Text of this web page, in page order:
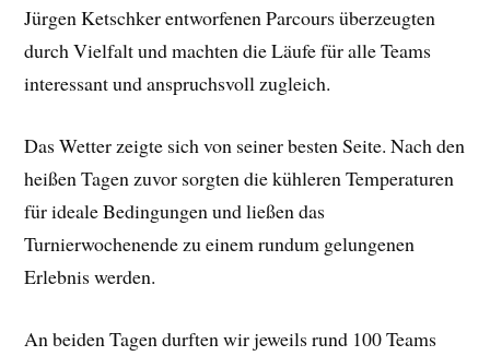
Jürgen Ketschker entworfenen Parcours überzeugten
durch Vielfalt und machten die Läufe für alle Teams
interessant und anspruchsvoll zugleich.
Das Wetter zeigte sich von seiner besten Seite. Nach den
heißen Tagen zuvor sorgten die kühleren Temperaturen
für ideale Bedingungen und ließen das
Turnierwochenende zu einem rundum gelungenen
Erlebnis werden.
An beiden Tagen durften wir jeweils rund 100 Teams